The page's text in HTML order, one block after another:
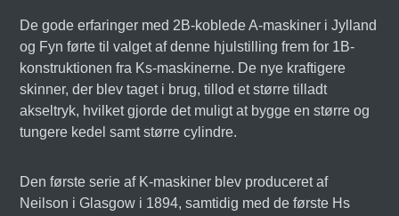
De gode erfaringer med 2B-koblede A-maskiner i Jylland
og Fyn førte til valget af denne hjulstilling frem for 1B-
konstruktionen fra Ks-maskinerne. De nye kraftigere
skinner, der blev taget i brug, tillod et større tilladt
akseltryk, hvilket gjorde det muligt at bygge en større og
tungere kedel samt større cylindre.
Den første serie af K-maskiner blev produceret af
Neilson i Glasgow i 1894, samtidig med de første Hs